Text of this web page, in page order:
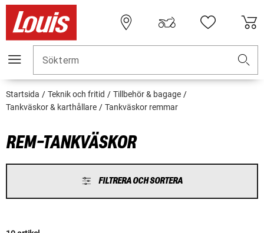
Sökterm
Startsida Teknik och fritid
Tillbehör & bagage
Tankväskor & karthållare
Tankväskor remmar
REM-TANKVÄSKOR
FILTRERA OCH SORTERA